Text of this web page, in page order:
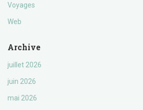
Voyages
Web
Archive
juillet 2026
juin 2026
mai 2026